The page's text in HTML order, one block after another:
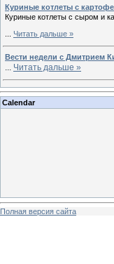
Куриные котлеты с
Куриные котлеты с сыром и
Читать дальше »
Вести недели с Дмитрием
... Читать дальше »
Calendar
Полная версия сайта